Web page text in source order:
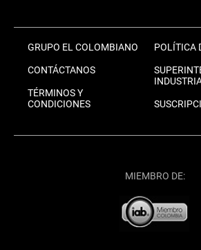
GRUPO EL COLOMBIANO
CONTÁCTANOS
TÉRMINOS Y
CONDICIONES
POLÍTICA
MIEMBRO DE: